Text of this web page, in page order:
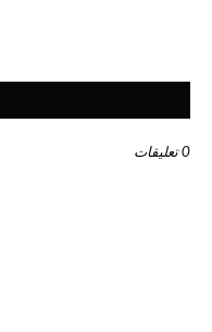
0 تعليقات